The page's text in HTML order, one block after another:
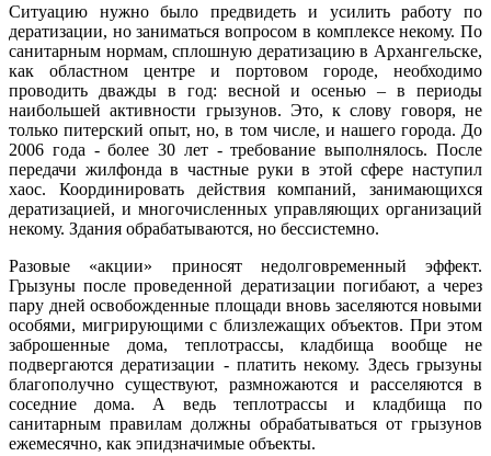
Ситуацию нужно было предвидеть и усилить работу по
дератизации, но заниматься вопросом в комплексе некому. По
санитарным нормам, сплошную дератизацию в Архангельске,
как областном центре и портовом городе, необходимо
проводить дважды в год: весной и осенью – в периоды
наибольшей активности грызунов. Это, к слову говоря, не
только питерский опыт, но, в том числе, и нашего города. До
2006 года - более 30 лет - требование выполнялось. После
передачи жилфонда в частные руки в этой сфере наступил
хаос. Координировать действия компаний, занимающихся
дератизацией, и многочисленных управляющих организаций
некому. Здания обрабатываются, но бессистемно.
Разовые «акции» приносят недолговременный эффект.
Грызуны после проведенной дератизации погибают, а через
пару дней освобожденные площади вновь заселяются новыми
особями, мигрирующими с близлежащих объектов. При этом
заброшенные дома, теплотрассы, кладбища вообще не
подвергаются дератизации - платить некому. Здесь грызуны
благополучно существуют, размножаются и расселяются в
соседние дома. А ведь теплотрассы и кладбища по
санитарным правилам должны обрабатываться от грызунов
ежемесячно, как эпидзначимые объекты.